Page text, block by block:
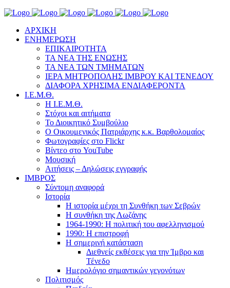
ΑΡΧΙΚΗ
ΕΝΗΜΕΡΩΣΗ
ΕΠΙΚΑΙΡΟΤΗΤΑ
ΤΑ ΝΕΑ ΤΗΣ ΕΝΩΣΗΣ
ΤΑ ΝΕΑ ΤΩΝ ΤΜΗΜΑΤΩΝ
ΙΕΡΑ ΜΗΤΡΟΠΟΛΗΣ ΙΜΒΡΟΥ ΚΑΙ ΤΕΝΕΔΟΥ
ΔΙΑΦΟΡΑ ΧΡΗΣΙΜΑ ΕΝΔΙΑΦΕΡΟΝΤΑ
Ι.Ε.Μ.Θ.
Η Ι.Ε.Μ.Θ.
Στόχοι και αιτήματα
Το Διοικητικό Συμβούλιο
Ο Οικουμενικός Πατριάρχης κ.κ. Βαρθολομαίος
Φωτογραφίες στο Flickr
Βίντεο στο YouTube
Μουσική
Αιτήσεις – Δηλώσεις εγγραφής
ΙΜΒΡΟΣ
Σύντομη αναφορά
Ιστορία
Η ιστορία μέχρι τη Συνθήκη των Σεβρών
Η συνθήκη της Λωζάνης
1964-1990: Η πολιτική του αφελληνισμού
1990: Η επιστροφή
Η σημερινή κατάσταση
Διεθνείς εκθέσεις για την Ίμβρο και
Τένεδο
Ημερολόγιο σημαντικών γεγονότων
Πολιτισμός